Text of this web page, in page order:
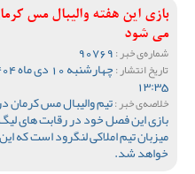
بازی این هفته والیبال مس
می شود
شماره‌ی خبر :
تاریخ انتشار :
13:35
خلاصه‌ی خبر :تیم والیبال مس کرمان
میزبان تیم املاکی لنگرود است که
خواهد شد.